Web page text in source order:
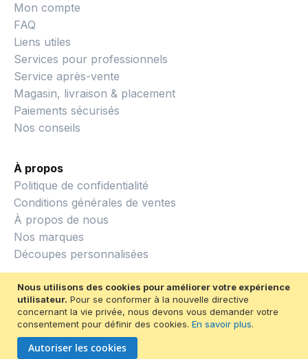
Nous utilisons des cookies pour améliorer votre expérience
utilisateur. Pour se conformer à la nouvelle directive
concernant la vie privée, nous devons vous demander votre
consentement pour définir des cookies. En savoir plus.
Autoriser les cookies
Mon compte
FAQ
Liens utiles
Services pour professionnels
Service après-vente
Magasin, livraison & placement
Paiements sécurisés
Nos conseils
À propos
Politique de confidentialité
Conditions générales de ventes
À propos de nous
Nos marques
Découpes personnalisées
© 2026 Métiers du bois